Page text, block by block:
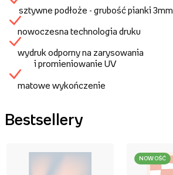
sztywne podłoże - grubość pianki 3mm
nowoczesna technologia druku
wydruk odporny na zarysowania
i promieniowanie UV
matowe wykończenie
Bestsellery
NOWOŚĆ